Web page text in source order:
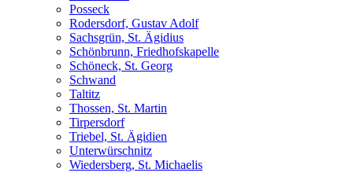
Posseck
Rodersdorf, Gustav Adolf
Sachsgrün, St. Ägidius
Schönbrunn, Friedhofskapelle
Schöneck, St. Georg
Schwand
Taltitz
Thossen, St. Martin
Tirpersdorf
Triebel, St. Ägidien
Unterwürschnitz
Wiedersberg, St. Michaelis